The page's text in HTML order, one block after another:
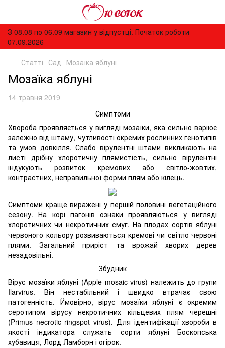
З 08.08 по 06.09 магазин у відпустці. Початок роботи
07.09.2026
Статті Сад Мозаїка яблуні
Мозаїка яблуні
14 травня 2019
Симптоми
Хвороба проявляється у вигляді мозаїки, яка сильно варіює
залежно від штаму, чутливості окремих рослинних генотипів
та умов довкілля. Слабо вірулентні штами викликають на
листі дрібну хлоротичну плямистість, сильно вірулентні
індукують розвиток кремових або світло-жовтих,
контрастних, неправильної форми плям або кілець.
Симптоми краще виражені у першій половині вегетаційного
сезону. На корі пагонів ознаки проявляються у вигляді
хлоротичних чи некротичних смуг. На плодах сортів яблуні
червоного кольору розвиваються кремові чи світло-червоні
плями. Загальний приріст та врожай хворих дерев
незадовільні.
Збудник
Вірус мозаїки яблуні (Apple mosaic virus) належить до групи
Ilarvirus. Він нестабільний і швидко втрачає свою
патогенність. Ймовірно, вірус мозаїки яблуні є окремим
серотипом вірусу некротичних кільцевих плям черешні
(Primus necrotic ringspot virus). Для ідентифікації хвороби в
якості індикатора служать сорти яблуні Боскопська
хубавиця, Лорд Ламборн і огірок.